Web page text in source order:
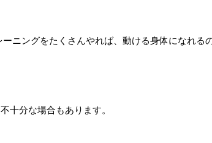
ニングをたくさんやれば、動ける身体になれるの
十分な場合もあります。